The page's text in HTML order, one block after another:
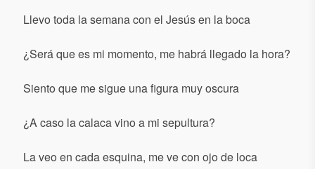
Llevo toda la semana con el Jesús en la boca
¿Será que es mi momento, me habrá llegado la hora?
Siento que me sigue una figura muy oscura
¿A caso la calaca vino a mi sepultura?
La veo en cada esquina, me ve con ojo de loca